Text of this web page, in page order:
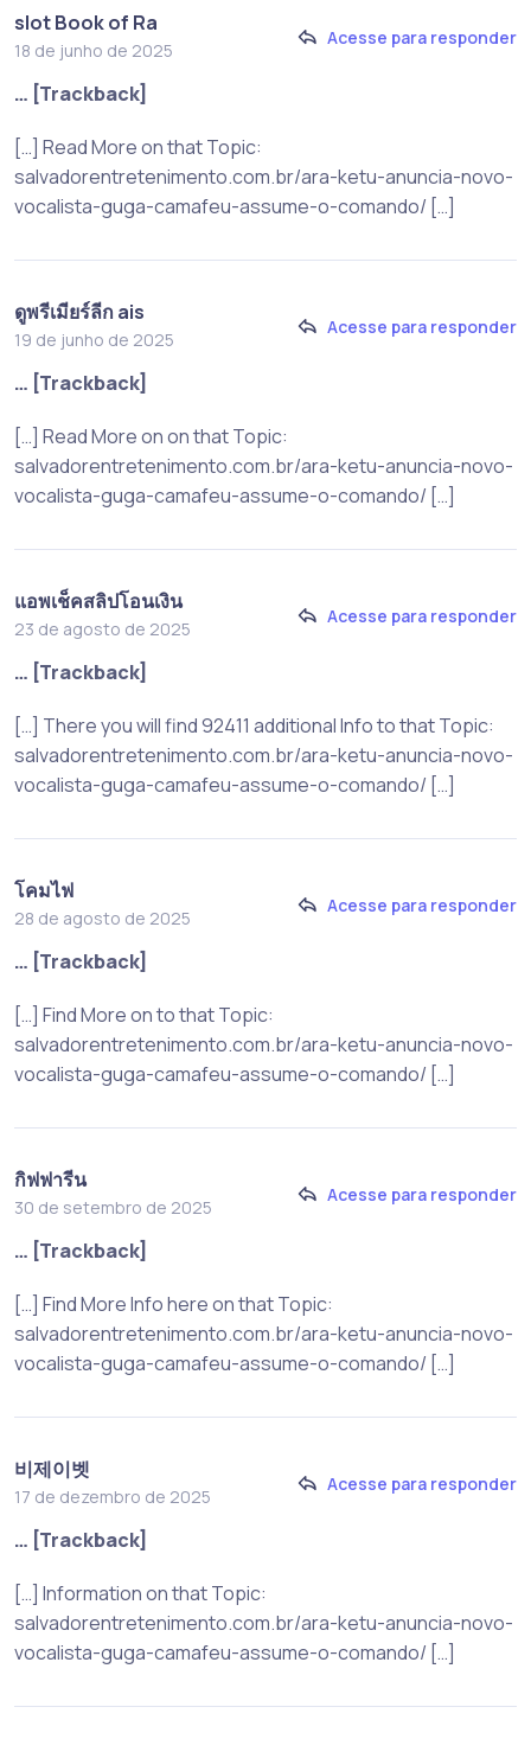
slot Book of Ra
18 de junho de 2025
Acesse para responder
… [Trackback]
[…] Read More on that Topic:
salvadorentretenimento.com.br/ara-ketu-anuncia-novo-
vocalista-guga-camafeu-assume-o-comando/ […]
ดูพรีเมียร์ลีก ais
19 de junho de 2025
Acesse para responder
… [Trackback]
[…] Read More on on that Topic:
salvadorentretenimento.com.br/ara-ketu-anuncia-novo-
vocalista-guga-camafeu-assume-o-comando/ […]
แอพเช็คสลิปโอนเงิน
23 de agosto de 2025
Acesse para responder
… [Trackback]
[…] There you will find 92411 additional Info to that Topic:
salvadorentretenimento.com.br/ara-ketu-anuncia-novo-
vocalista-guga-camafeu-assume-o-comando/ […]
โคมไฟ
28 de agosto de 2025
Acesse para responder
… [Trackback]
[…] Find More on to that Topic:
salvadorentretenimento.com.br/ara-ketu-anuncia-novo-
vocalista-guga-camafeu-assume-o-comando/ […]
กิฟฟารีน
30 de setembro de 2025
Acesse para responder
… [Trackback]
[…] Find More Info here on that Topic:
salvadorentretenimento.com.br/ara-ketu-anuncia-novo-
vocalista-guga-camafeu-assume-o-comando/ […]
비제이벳
17 de dezembro de 2025
Acesse para responder
… [Trackback]
[…] Information on that Topic:
salvadorentretenimento.com.br/ara-ketu-anuncia-novo-
vocalista-guga-camafeu-assume-o-comando/ […]